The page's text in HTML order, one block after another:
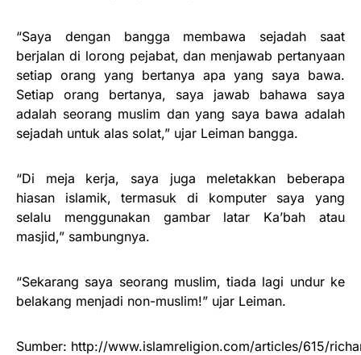
“Saya dengan bangga membawa sejadah saat
berjalan di lorong pejabat, dan menjawab pertanyaan
setiap orang yang bertanya apa yang saya bawa.
Setiap orang bertanya, saya jawab bahawa saya
adalah seorang muslim dan yang saya bawa adalah
sejadah untuk alas solat,” ujar Leiman bangga.
“Di meja kerja, saya juga meletakkan beberapa
hiasan islamik, termasuk di komputer saya yang
selalu menggunakan gambar latar Ka’bah atau
masjid,” sambungnya.
“Sekarang saya seorang muslim, tiada lagi undur ke
belakang menjadi non-muslim!” ujar Leiman.
Sumber: http://www.islamreligion.com/articles/615/